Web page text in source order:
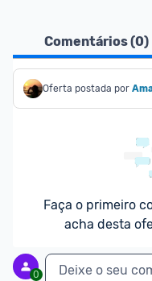
Comentários (0)
Oferta postada por
Faça o primeiro
acha desta
0 Deixe o seu